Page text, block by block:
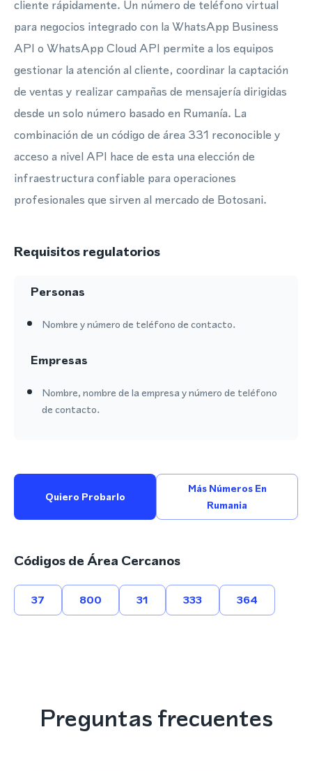
cliente rápidamente. Un número de teléfono virtual
para negocios integrado con la WhatsApp Business
API o WhatsApp Cloud API permite a los equipos
gestionar la atención al cliente, coordinar la captación
de ventas y realizar campañas de mensajería dirigidas
desde un solo número basado en Rumanía. La
combinación de un código de área 331 reconocible y
acceso a nivel API hace de esta una elección de
infraestructura confiable para operaciones
profesionales que sirven al mercado de Botosani.
Requisitos regulatorios
Personas
Nombre y número de teléfono de contacto.
Empresas
Nombre, nombre de la empresa y número de teléfono
de contacto.
Quiero Probarlo
Más Números En
Rumania
Códigos de Área Cercanos
37 800 31 333 364
Preguntas frecuentes